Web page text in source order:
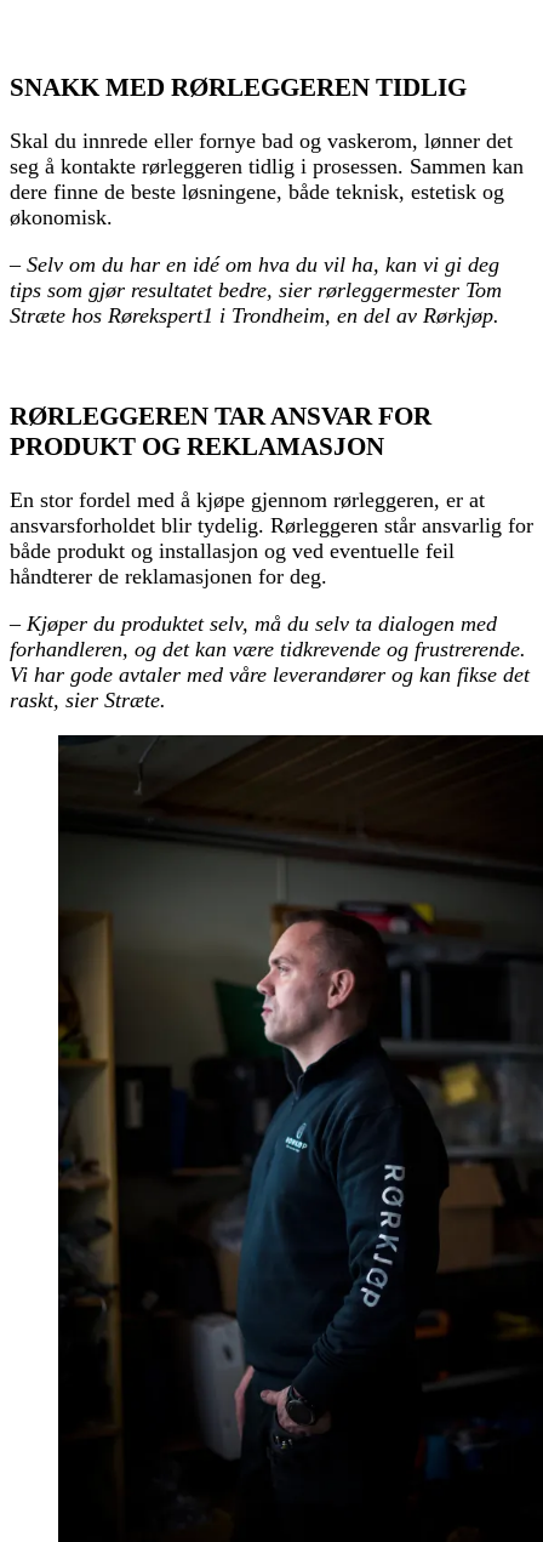
SNAKK MED RØRLEGGEREN TIDLIG
Skal du innrede eller fornye bad og vaskerom, lønner det
seg å kontakte rørleggeren tidlig i prosessen. Sammen kan
dere finne de beste løsningene, både teknisk, estetisk og
økonomisk.
– Selv om du har en idé om hva du vil ha, kan vi gi deg
tips som gjør resultatet bedre, sier rørleggermester Tom
Stræte hos Rørekspert1 i Trondheim, en del av Rørkjøp.
RØRLEGGEREN TAR ANSVAR FOR
PRODUKT OG REKLAMASJON
En stor fordel med å kjøpe gjennom rørleggeren, er at
ansvarsforholdet blir tydelig. Rørleggeren står ansvarlig for
både produkt og installasjon og ved eventuelle feil
håndterer de reklamasjonen for deg.
– Kjøper du produktet selv, må du selv ta dialogen med
forhandleren, og det kan være tidkrevende og frustrerende.
Vi har gode avtaler med våre leverandører og kan fikse det
raskt, sier Stræte.